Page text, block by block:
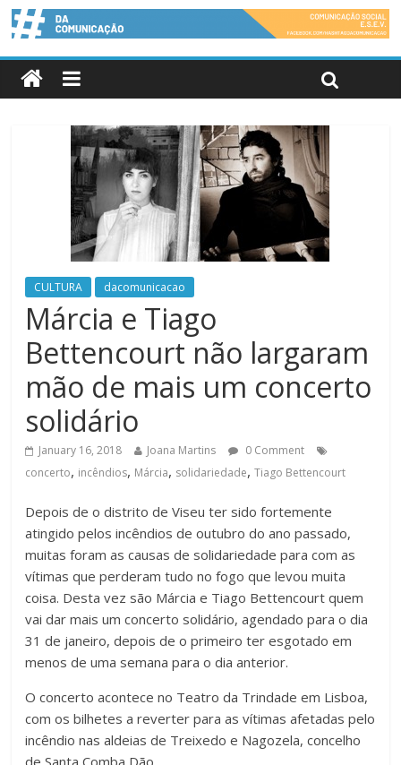
CULTURA dacomunicacao
Márcia e Tiago
Bettencourt não largaram
mão de mais um concerto
solidário
January 16, 2018 Joana Martins
0 Comment
concerto, incêndios, Márcia, solidariedade,Tiago Bettencourt
Depois de o distrito de Viseu ter sido fortemente
atingido pelos incêndios de outubro do ano passado,
muitas foram as causas de solidariedade para com as
vítimas que perderam tudo no fogo que levou muita
coisa. Desta vez são Márcia e Tiago Bettencourt quem
vai dar mais um concerto solidário, agendado para o dia
31 de janeiro, depois de o primeiro ter esgotado em
menos de uma semana para o dia anterior.
O concerto acontece no Teatro da Trindade em Lisboa,
com os bilhetes a reverter para as vítimas afetadas pelo
incêndio nas aldeias de Treixedo e Nagozela, concelho
de Santa Comba Dão.